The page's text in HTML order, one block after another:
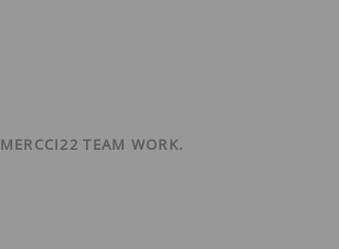
MERCCI22 TEAM WORK.